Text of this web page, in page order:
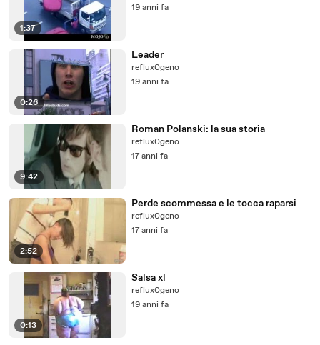
1:37
19 anni fa
0:26
Leader
reflux0geno
19 anni fa
9:42
Roman Polanski: la sua storia
reflux0geno
17 anni fa
2:52
Perde scommessa e le tocca raparsi
reflux0geno
17 anni fa
0:13
Salsa xl
reflux0geno
19 anni fa